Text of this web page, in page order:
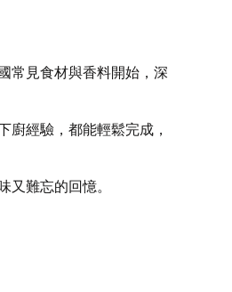
常見食材與香料開始，深
經驗，都能輕鬆完成，
難忘的回憶。